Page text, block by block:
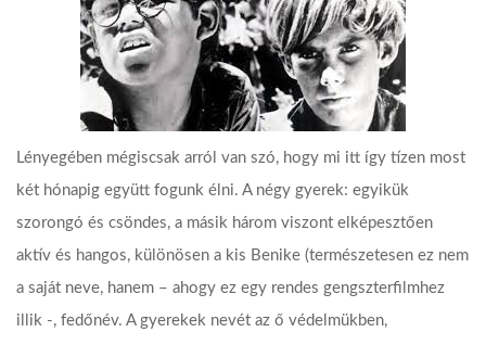
Lényegében mégiscsak arról van szó, hogy mi itt így tízen most
két hónapig együtt fogunk élni. A négy gyerek: egyikük
szorongó és csöndes, a másik három viszont elképesztően
aktív és hangos, különösen a kis Benike (természetesen ez nem
a saját neve, hanem – ahogy ez egy rendes gengszterfilmhez
illik -, fedőnév. A gyerekek nevét az ő védelmükben,